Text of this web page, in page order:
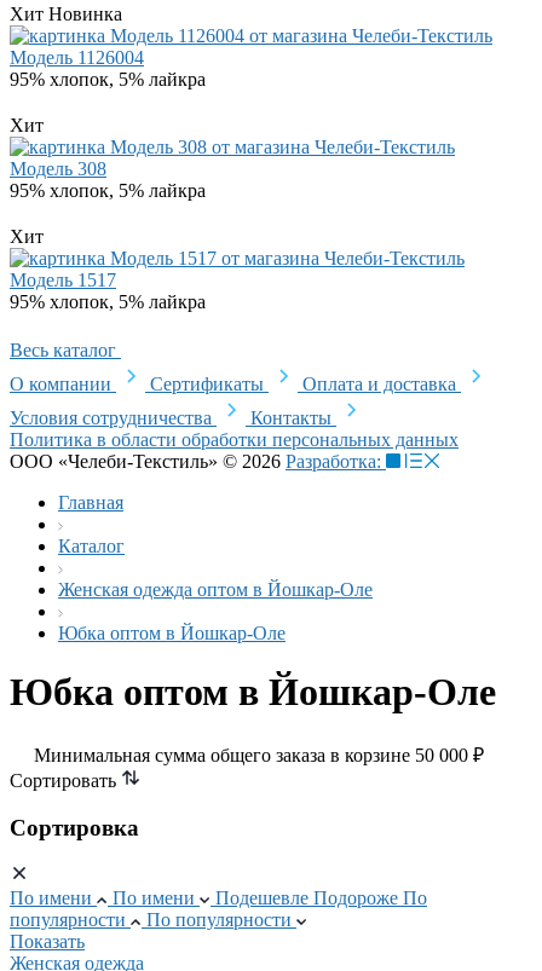
Хит Новинка
Модель 1126004
95% хлопок, 5% лайкра
Хит
Модель 308
95% хлопок, 5% лайкра
Хит
Модель 1517
95% хлопок, 5% лайкра
Весь каталог
О компании
Сертификаты
Оплата и доставка
Условия сотрудничества
Контакты
Политика в области обработки персональных данных
ООО «Челеби-Текстиль» © 2026 Разработка:
Главная
Каталог
Женская одежда оптом в Йошкар-Оле
Юбка оптом в Йошкар-Оле
Юбка оптом в Йошкар-Оле
Минимальная сумма общего заказа в корзине 50 000 ₽
Сортировать
Сортировка
По имени По имени Подешевле Подороже По
популярности
По популярности
Показать
Женская одежда